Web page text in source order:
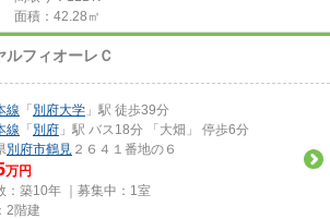
面積：42.28㎡
ルフィオーレＣ
線 「 別府大学 」駅 徒歩39分
線 「 別府 」駅 バス18分 「大畑」 停歩6分
別府市鶴見 ２６４１番地の６
万円
：築10年 ｜募集中： 1室
2階建